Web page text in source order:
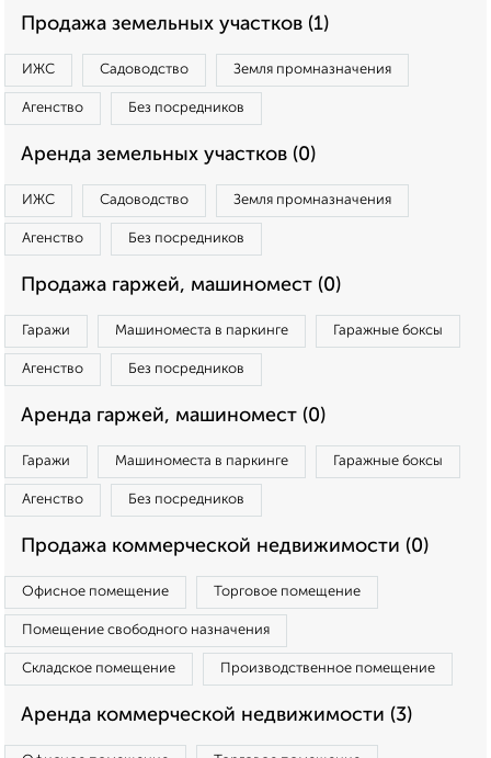
Продажа земельных участков (1)
ИЖС Садоводство Земля промназначения
Агенство Без посредников
Аренда земельных участков (0)
ИЖС Садоводство Земля промназначения
Агенство Без посредников
Продажа гаржей, машиномест (0)
Гаражи Машиноместа в паркинге Гаражные боксы
Агенство Без посредников
Аренда гаржей, машиномест (0)
Гаражи Машиноместа в паркинге Гаражные боксы
Агенство Без посредников
Продажа коммерческой недвижимости (0)
Офисное помещение Торговое помещение
Помещение свободного назначения
Складское помещение Производственное помещение
Аренда коммерческой недвижимости (3)